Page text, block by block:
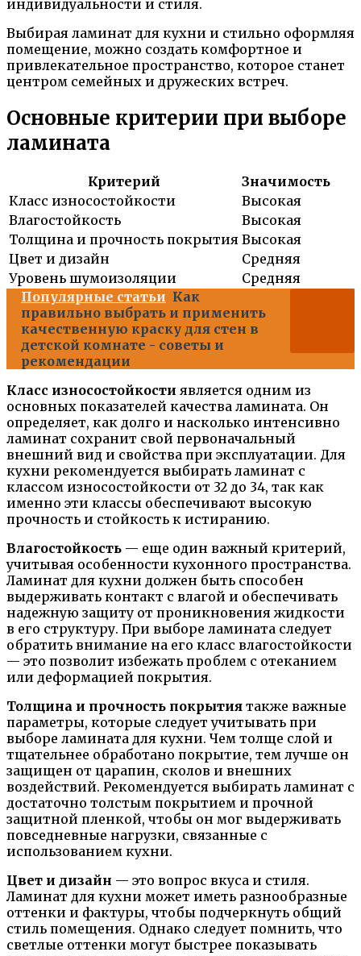
индивидуальности и стиля.
Выбирая ламинат для кухни и стильно оформляя
помещение, можно создать комфортное и
привлекательное пространство, которое станет
центром семейных и дружеских встреч.
Основные критерии при выборе
ламината
Критерий
Значимость
Класс износостойкости
Высокая
Влагостойкость
Высокая
Толщина и прочность покрытия Высокая
Цвет и дизайн
Средняя
Уровень шумоизоляции
Средняя
Популярные статьи Как
правильно выбрать и применить
качественную краску для стен в
детской комнате - советы и
рекомендации
Класс износостойкости является одним из
основных показателей качества ламината. Он
определяет, как долго и насколько интенсивно
ламинат сохранит свой первоначальный
внешний вид и свойства при эксплуатации. Для
кухни рекомендуется выбирать ламинат с
классом износостойкости от 32 до 34, так как
именно эти классы обеспечивают высокую
прочность и стойкость к истиранию.
Влагостойкость — еще один важный критерий,
учитывая особенности кухонного пространства.
Ламинат для кухни должен быть способен
выдерживать контакт с влагой и обеспечивать
надежную защиту от проникновения жидкости
в его структуру. При выборе ламината следует
обратить внимание на его класс влагостойкости
— это позволит избежать проблем с отеканием
или деформацией покрытия.
Толщина и прочность покрытия также важные
параметры, которые следует учитывать при
выборе ламината для кухни. Чем толще слой и
тщательнее обработано покрытие, тем лучше он
защищен от царапин, сколов и внешних
воздействий. Рекомендуется выбирать ламинат с
достаточно толстым покрытием и прочной
защитной пленкой, чтобы он мог выдерживать
повседневные нагрузки, связанные с
использованием кухни.
Цвет и дизайн — это вопрос вкуса и стиля.
Ламинат для кухни может иметь разнообразные
оттенки и фактуры, чтобы подчеркнуть общий
стиль помещения. Однако следует помнить, что
светлые оттенки могут быстрее показывать